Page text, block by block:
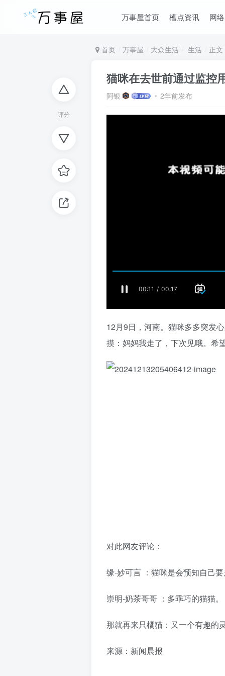
万事屋首页 槽点资讯 网
评分
首页 万事屋 大众生活 生活 正文
猫咪在去世前通过监控
阿银 2年前发布
12月9日，河南。猫咪多多突发
摸：妈妈我走了，下次见哦。希
对此网友评论：
缘-妙可言 ：猫咪是会预知自己
崇明-奶茶哥哥 ：多乖巧的猫猫。
那就再来只橘猫：又一个有趣的
来源：新闻晨报